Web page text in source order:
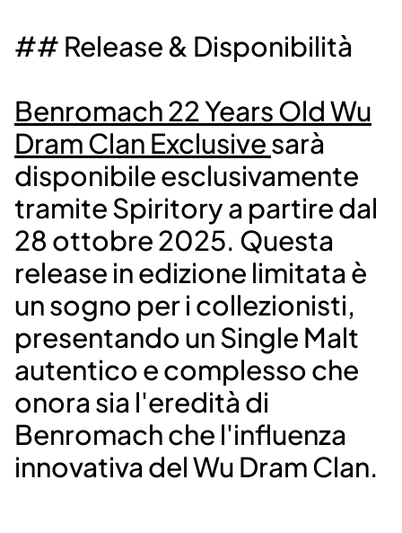
## Release & Disponibilità
Benromach 22 Years Old Wu
Dram Clan Exclusivesarà
disponibile esclusivamente
tramite Spiritory a partire dal
28 ottobre 2025. Questa
release in edizione limitata è
un sogno per i collezionisti,
presentando un Single Malt
autentico e complesso che
onora sia l'eredità di
Benromach che l'influenza
innovativa del Wu Dram Clan.